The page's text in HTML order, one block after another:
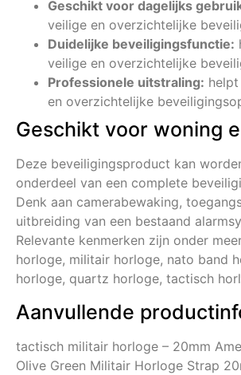
Geschikt voor dagelijks
veilige en overzichtelijke
Duidelijke beveiligingsfunctie:
veilige en overzichtelijke
Professionele uitstraling:
en overzichtelijke
Geschikt voor woning
Deze beveiligingsproduct kan
onderdeel van een complete
Denk aan camerabewaking,
uitbreiding van een bestaand
Relevante kenmerken zijn onder
horloge, militair horloge, nato band
horloge, quartz horloge, tactisch
Aanvullende
tactisch militair horloge – 20mm
Olive Green Militair Horloge Strap